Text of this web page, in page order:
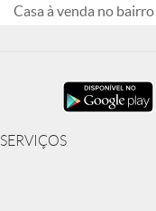
Casa à venda no
SERVIÇOS